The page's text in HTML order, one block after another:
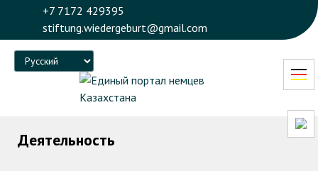
+7 7172 429395
stiftung.wiedergeburt@gmail.com
Language
Деятельность